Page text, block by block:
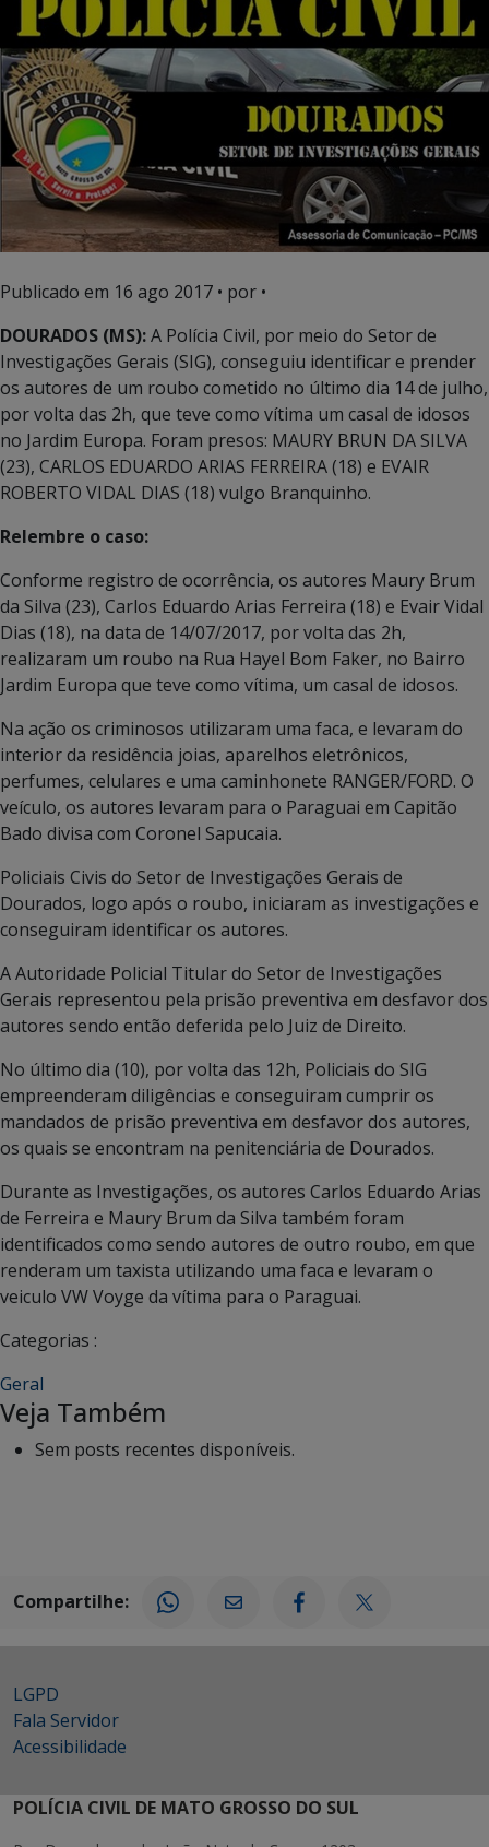
Publicado em 16 ago 2017 • por •
DOURADOS (MS):A Polícia Civil, por meio do Setor de
Investigações Gerais (SIG), conseguiu identificar e prender
os autores de um roubo cometido no último dia 14 de julho,
por volta das 2h, que teve como vítima um casal de idosos
no Jardim Europa. Foram presos: MAURY BRUN DA SILVA
(23), CARLOS EDUARDO ARIAS FERREIRA (18) e EVAIR
ROBERTO VIDAL DIAS (18) vulgo Branquinho.
Relembre o caso:
Conforme registro de ocorrência, os autores Maury Brum
da Silva (23), Carlos Eduardo Arias Ferreira (18) e Evair Vidal
Dias (18), na data de 14/07/2017, por volta das 2h,
realizaram um roubo na Rua Hayel Bom Faker, no Bairro
Jardim Europa que teve como vítima, um casal de idosos.
Na ação os criminosos utilizaram uma faca, e levaram do
interior da residência joias, aparelhos eletrônicos,
perfumes, celulares e uma caminhonete RANGER/FORD. O
veículo, os autores levaram para o Paraguai em Capitão
Bado divisa com Coronel Sapucaia.
Policiais Civis do Setor de Investigações Gerais de
Dourados, logo após o roubo, iniciaram as investigações e
conseguiram identificar os autores.
A Autoridade Policial Titular do Setor de Investigações
Gerais representou pela prisão preventiva em desfavor dos
autores sendo então deferida pelo Juiz de Direito.
No último dia (10), por volta das 12h, Policiais do SIG
empreenderam diligências e conseguiram cumprir os
mandados de prisão preventiva em desfavor dos autores,
os quais se encontram na penitenciária de Dourados.
Durante as Investigações, os autores Carlos Eduardo Arias
de Ferreira e Maury Brum da Silva também foram
identificados como sendo autores de outro roubo, em que
renderam um taxista utilizando uma faca e levaram o
veiculo VW Voyge da vítima para o Paraguai.
Categorias :
Geral
Veja Também
Sem posts recentes disponíveis.
Compartilhe:
LGPD
Fala Servidor
Acessibilidade
POLÍCIA CIVIL DE MATO GROSSO DO SUL